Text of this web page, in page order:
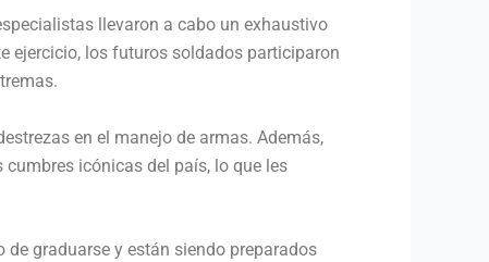
llevaron a cabo un exhaustivo
ejercicio, los futuros soldados participaron
en el manejo de armas. Además,
icónicas del país, lo que les
graduarse y están siendo preparados